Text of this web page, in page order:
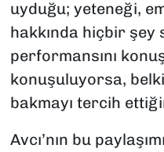
uyduğu; yeteneği,
hakkında hiçbir şey
performansını
konuşuluyorsa,
bakmayı tercih
Avcı’nın bu